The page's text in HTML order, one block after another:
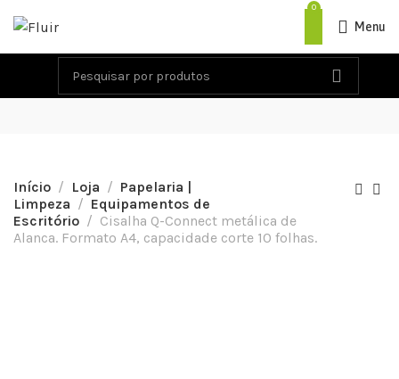
0
Menu
Início Loja
Papelaria |
Limpeza
Equipamentos de
Escritório
Cisalha Q-Connect metálica de
Alanca. Formato A4, capacidade corte 10 folhas.